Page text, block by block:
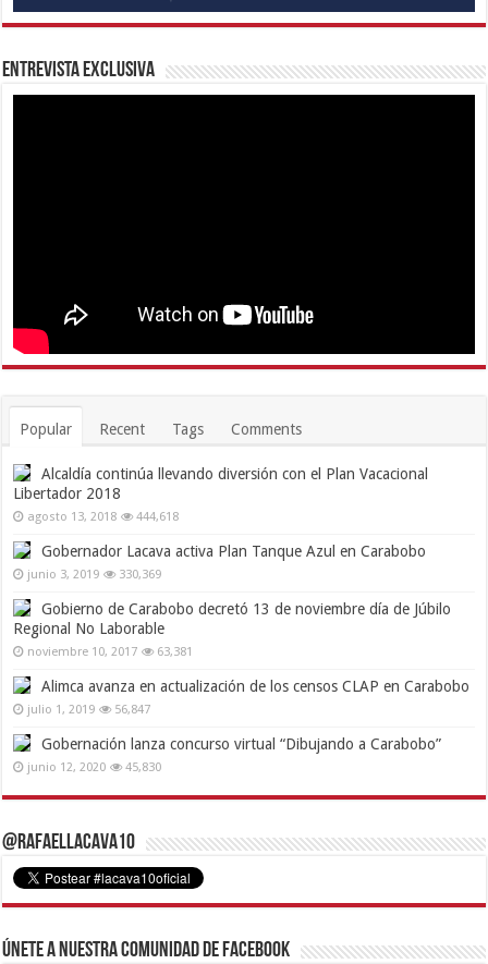
Entrevista Exclusiva
Popular Recent Tags Comments
Alcaldía continúa llevando diversión con el Plan Vacacional
Libertador 2018
agosto 13, 2018 444,618
Gobernador Lacava activa Plan Tanque Azul en Carabobo
junio 3, 2019 330,369
Gobierno de Carabobo decretó 13 de noviembre día de Júbilo
Regional No Laborable
noviembre 10, 2017 63,381
Alimca avanza en actualización de los censos CLAP en Carabobo
julio 1, 2019 56,847
Gobernación lanza concurso virtual “Dibujando a Carabobo”
junio 12, 2020 45,830
@RafaelLacava10
Únete a nuestra comunidad de Facebook